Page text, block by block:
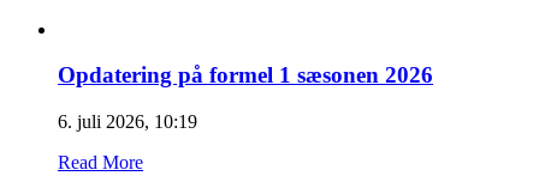
Opdatering på formel 1 sæsonen 2026
6. juli 2026, 10:19
Read More